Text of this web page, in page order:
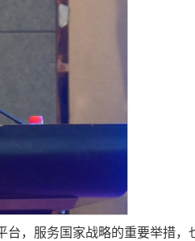
，服务国家战略的重要举措，